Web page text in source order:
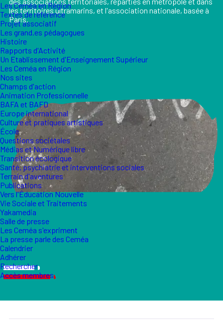
Les Ceméa en Région
Textes de référence
Projet associatif
Les grand.es pédagogues
Histoire
Rapports d'Activité
Un Etablissement d'Enseignement Supérieur
Les Ceméa en Région
Nos sites
Champs d'action
Animation Professionnelle
BAFA et BAFD
Europe international
Culture et pratiques artistiques
École
Questions sociétales
Médias et Numérique libre
Transition écologique
Santé, psychiatrie et interventions sociales
Terrain d'aventures
Publications
Vers l'Éducation Nouvelle
Vie Sociale et Traitements
Yakamedia
Salle de presse
Les Ceméa s'expriment
La presse parle des Ceméa
Calendrier
Adhérer
Rechercher
Accès membres
les territoires ultramarins, et l'association nationale, basée à
Paris.